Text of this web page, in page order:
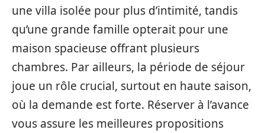
une villa isolée pour plus d’intimité, tandis
qu’une grande famille opterait pour une
maison spacieuse offrant plusieurs
chambres. Par ailleurs, la période de séjour
joue un rôle crucial, surtout en haute saison,
où la demande est forte. Réserver à l’avance
vous assure les meilleures propositions